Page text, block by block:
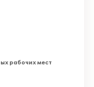
рабочих мест